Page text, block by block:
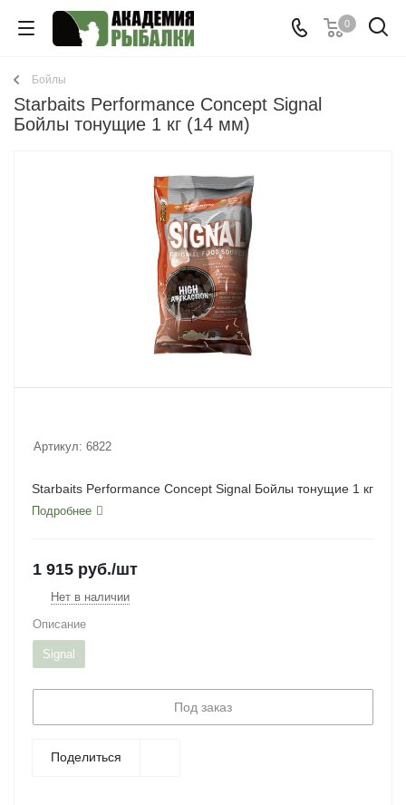
0
Бойлы
Starbaits Performance Concept Signal
Бойлы тонущие 1 кг (14 мм)
Артикул: 6822
Starbaits Performance Concept Signal Бойлы тонущие 1 кг
Подробнее
1 915 руб./шт
Нет в наличии
Описание
Signal
Под заказ
Поделиться